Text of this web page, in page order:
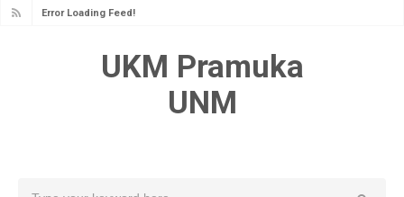
Error Loading Feed!
UKM Pramuka
UNM